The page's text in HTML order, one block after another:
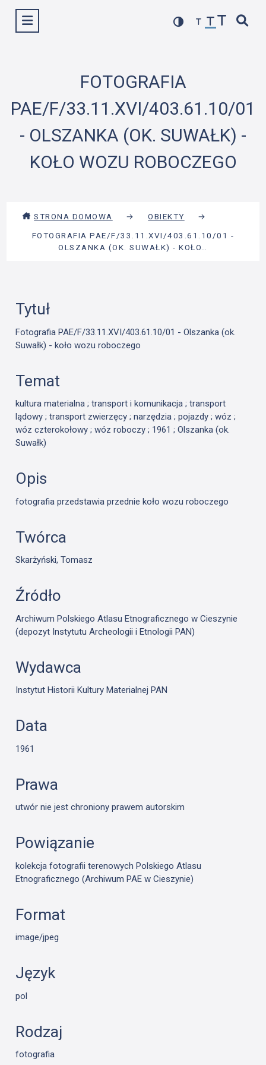
Wyświetl menu
FOTOGRAFIA
PAE/F/33.11.XVI/403.61.10/01
- OLSZANKA (OK. SUWAŁK) -
KOŁO WOZU ROBOCZEGO
STRONA DOMOWA → OBIEKTY
→
FOTOGRAFIA PAE/F/33.11.XVI/403.61.10/01 -
OLSZANKA (OK. SUWAŁK) - KOŁO…
Tytuł
Fotografia PAE/F/33.11.XVI/403.61.10/01 - Olszanka (ok.
Suwałk) - koło wozu roboczego
Temat
kultura materialna ; transport i komunikacja ; transport
lądowy ; transport zwierzęcy ; narzędzia ; pojazdy ; wóz ;
wóz czterokołowy ; wóz roboczy ; 1961 ; Olszanka (ok.
Suwałk)
Opis
fotografia przedstawia przednie koło wozu roboczego
Twórca
Skarżyński, Tomasz
Źródło
Archiwum Polskiego Atlasu Etnograficznego w Cieszynie
(depozyt Instytutu Archeologii i Etnologii PAN)
Wydawca
Instytut Historii Kultury Materialnej PAN
Data
1961
Prawa
utwór nie jest chroniony prawem autorskim
Powiązanie
kolekcja fotografii terenowych Polskiego Atlasu
Etnograficznego (Archiwum PAE w Cieszynie)
Format
image/jpeg
Język
pol
Rodzaj
fotografia